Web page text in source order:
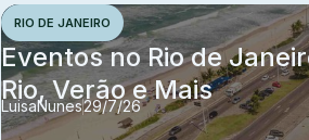
RIO DE JANEIRO
Eventos no Rio de
Rio, Verão e Mais
LuisaNunes29/7/26